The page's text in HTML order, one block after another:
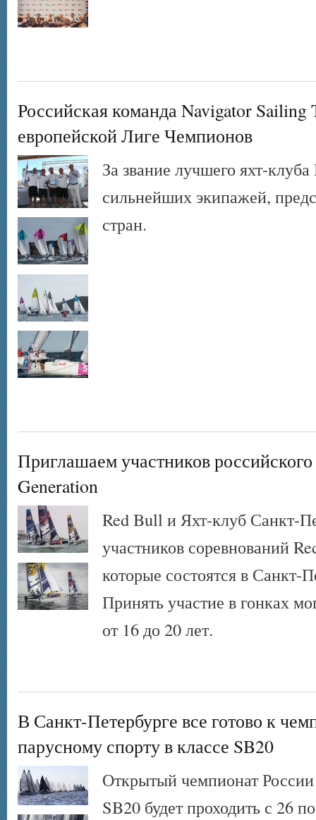
Российская команда Navigator Sailing
европейской Лиге Чемпионов
За звание лучшего яхт-
сильнейших экипажей,
стран.
Приглашаем участников
Generation
Red Bull и Яхт-клуб Санкт-
участников соревнований
которые состоятся в Санкт-
Принять участие в гонках
от 16 до 20 лет.
В Санкт-Петербурге все готово к
парусному спорту в классе SB20
Открытый чемпионат
SB20 будет проходить с 26